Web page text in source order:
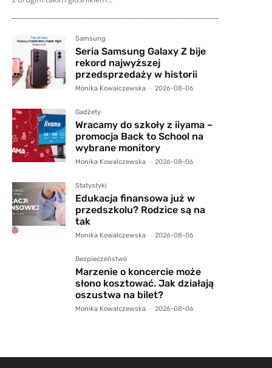
Samsung
Seria Samsung Galaxy Z bije
rekord najwyższej
przedsprzedaży w historii
Monika Kowalczewska - 2026-08-06
Gadżety
Wracamy do szkoły z iiyama –
promocja Back to School na
wybrane monitory
Monika Kowalczewska - 2026-08-06
Statystyki
Edukacja finansowa już w
przedszkolu? Rodzice są na
tak
Monika Kowalczewska - 2026-08-06
Bezpieczeństwo
Marzenie o koncercie może
słono kosztować. Jak działają
oszustwa na bilet?
Monika Kowalczewska - 2026-08-06